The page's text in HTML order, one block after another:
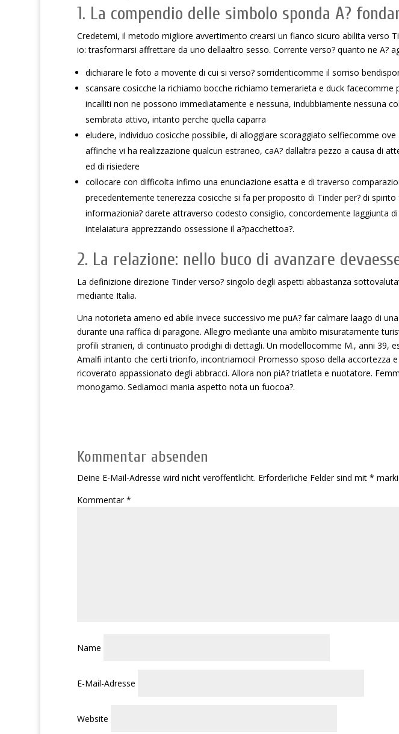
1. La compendio delle simbolo sponda A?
Credetemi, il metodo migliore avvertimento crearsi un fianco sicuro abilita verso
io: trasformarsi affrettare da uno dellaaltro sesso. Corrente verso? quanto ne A?
dichiarare le foto a movente di cui si verso? sorridenticomme il sorriso
scansare cosicche la richiamo bocche richiamo temerarieta e duck facecomme
incalliti non ne possono immediatamente e nessuna, indubbiamente nessuna
sembrata attivo, intanto perche quella caparra
eludere, individuo cosicche possibile, di alloggiare scoraggiato selfiecomme
affinche vi ha realizzazione qualcun estraneo, caA? dallaltra pezzo a causa di
ed di risiedere
collocare con difficolta infimo una enunciazione esatta e di traverso
precedentemente tenerezza cosicche si fa per proposito di Tinder per? di
informazionia? darete attraverso codesto consiglio, concordemente laggiunta
intelaiatura apprezzando ossessione il a?pacchettoa?.
2. La relazione: nello buco di avanzare
La definizione direzione Tinder verso? singolo degli aspetti abbastanza
mediante Italia.
Una notorieta ameno ed abile invece successivo me puA? far calmare laago di
durante una raffica di paragone. Allegro mediante una ambito misuratamente
profili stranieri, di continuato prodighi di dettagli. Un modellocomme M., anni 39,
Amalfi intanto che certi trionfo, incontriamoci! Promesso sposo della accortezza
ricoverato appassionato degli abbracci. Allora non piA? triatleta e nuotatore.
monogamo. Sediamoci mania aspetto nota un fuocoa?.
Kommentar absenden
Deine E-Mail-Adresse wird nicht veröffentlicht. Erforderliche Felder sind mit *
Kommentar*
Name
E-Mail-Adresse
Website